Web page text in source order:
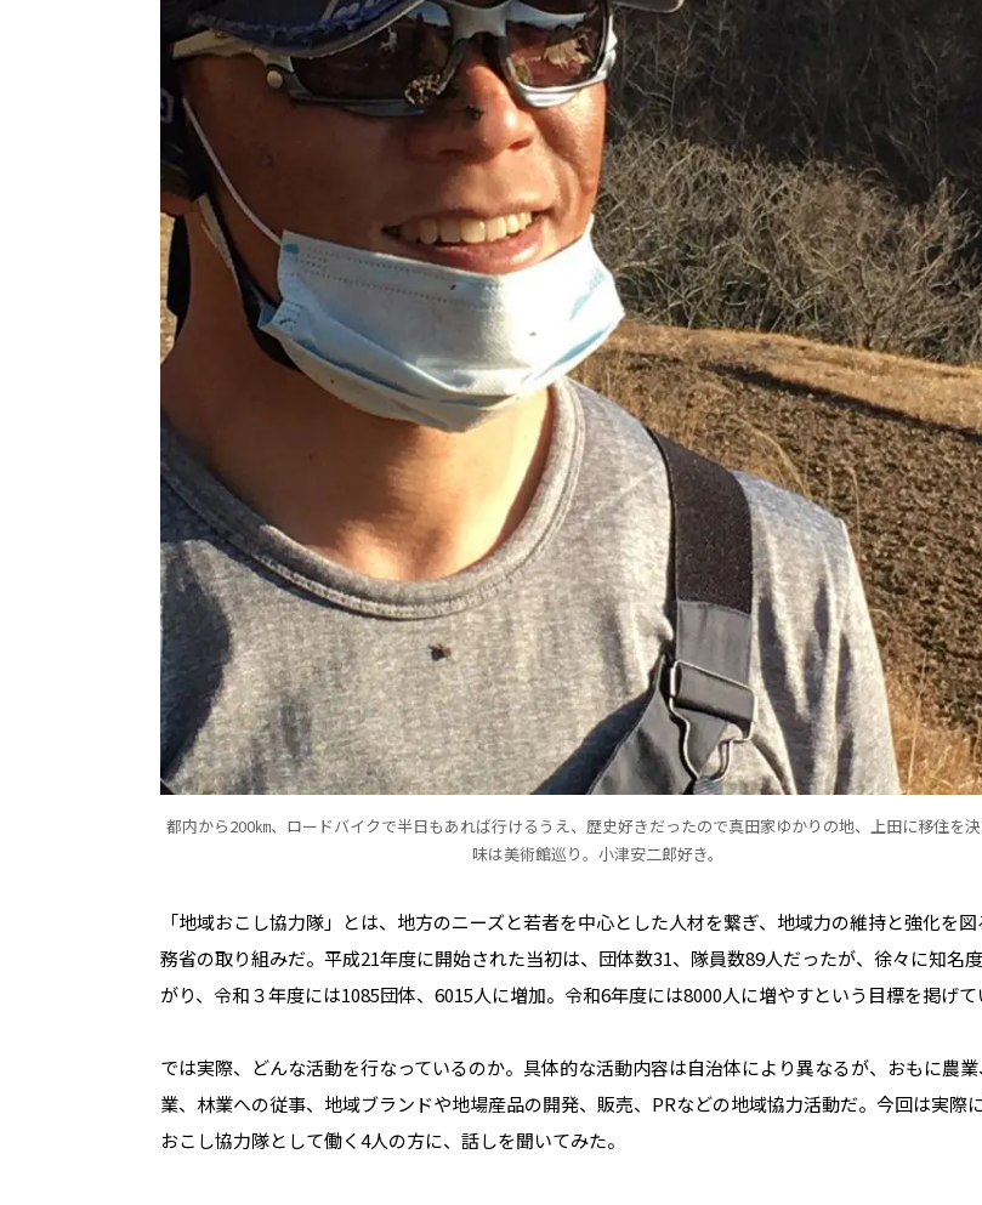
都内から200㎞、ロードバイクで半日もあれば行けるうえ、歴史好きだったので真田家ゆかりの地、上田に移住を
味は美術館巡り。小津安二郎好き。
「地域おこし協力隊」とは、地方のニーズと若者を中心とした人材を繋ぎ、地域力の維持と強化を
務省の取り組みだ。平成21年度に開始された当初は、団体数31、隊員数89人だったが、徐々に知名
がり、令和３年度には1085団体、6015人に増加。令和6年度には8000人に増やすという目標を掲げて
では実際、どんな活動を行なっているのか。具体的な活動内容は自治体により異なるが、おもに農業
業、林業への従事、地域ブランドや地場産品の開発、販売、PRなどの地域協力活動だ。今回は実際
おこし協力隊として働く4人の方に、話しを聞いてみた。